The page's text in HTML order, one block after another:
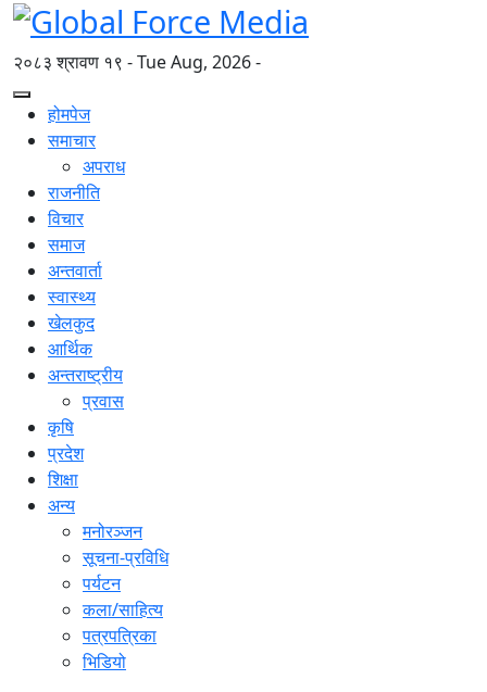
२०८३ श्रावण १९ - Tue Aug, 2026 -
होमपेज
समाचार
अपराध
राजनीति
विचार
समाज
अन्तवार्ता
स्वास्थ्य
खेलकुद
आर्थिक
अन्तराष्ट्रीय
प्रवास
कृषि
प्रदेश
शिक्षा
अन्य
मनोरञ्जन
सूचना-प्रविधि
पर्यटन
कला/साहित्य
पत्रपत्रिका
भिडियो